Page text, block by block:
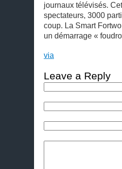
journaux télévisés.
spectateurs, 3000
coup. La Smart
un démarrage «
via
Leave a Reply